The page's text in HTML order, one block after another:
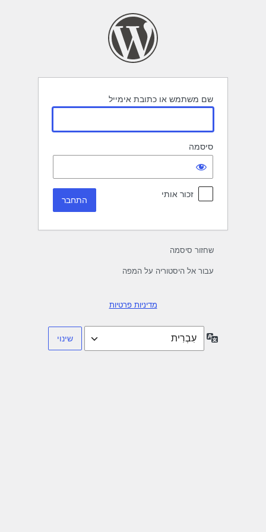
שם משתמש או כתובת אימייל
סיסמה
זכור אותי
שחזור סיסמה
עבור אל היסטוריה על המפה
מדיניות פרטיות
שפה